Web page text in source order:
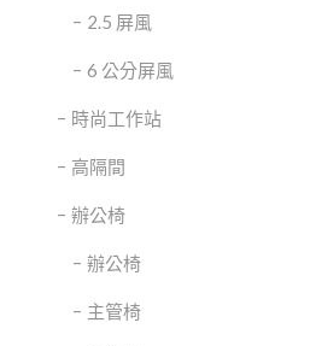
2.5 屏風
6 公分屏風
時尚工作站
高隔間
辦公椅
辦公椅
主管椅